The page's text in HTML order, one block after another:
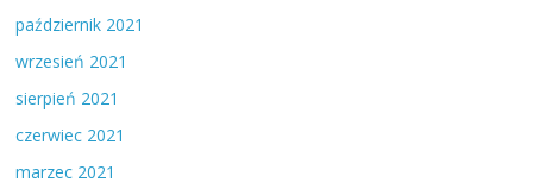
październik 2021
wrzesień 2021
sierpień 2021
czerwiec 2021
marzec 2021